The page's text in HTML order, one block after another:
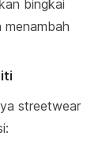
bingkai
streetwear